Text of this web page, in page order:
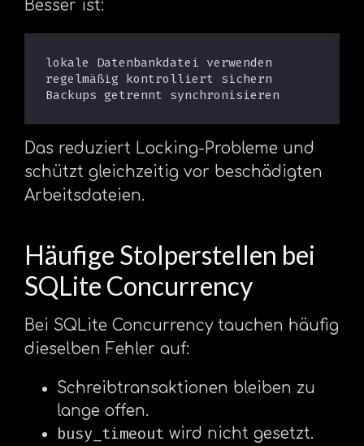
Besser ist:
lokale Datenbankdatei verwenden
regelmäßig kontrolliert sichern
Das reduziert Locking-Probleme und
schützt gleichzeitig vor beschädigten
Arbeitsdateien.
Häufige Stolperstellen bei
SQLite Concurrency
Bei SQLite Concurrency tauchen häufig
dieselben Fehler auf:
Schreibtransaktionen bleiben zu
lange offen.
busy_timeout wird nicht gesetzt.